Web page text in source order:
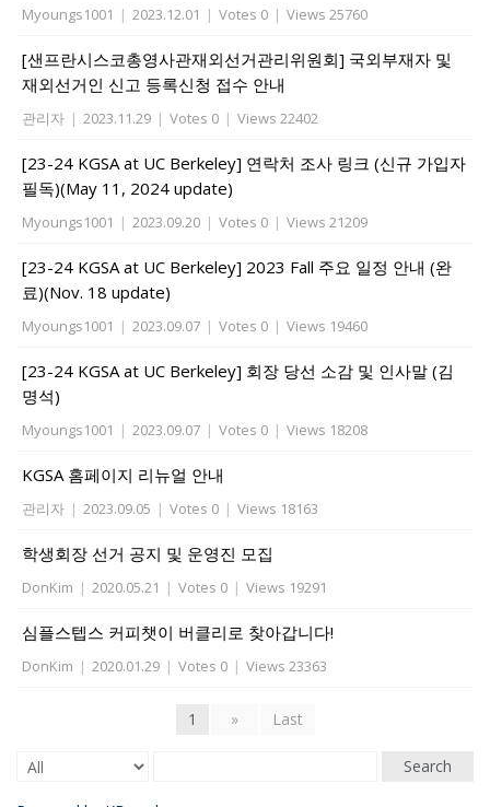
Myoungs1001 | 2023.12.01 | Votes 0 | Views 25760
[샌프란시스코총영사관재외선거관리위원회] 국외부재자 및
재외선거인 신고 등록신청 접수 안내
관리자 | 2023.11.29 | Votes 0 | Views 22402
[23-24 KGSA at UC Berkeley] 연락처 조사 링크 (신규 가입자
필독)(May 11, 2024 update)
Myoungs1001 | 2023.09.20 | Votes 0 | Views 21209
[23-24 KGSA at UC Berkeley] 2023 Fall 주요 일정 안내 (완
료)(Nov. 18 update)
Myoungs1001 | 2023.09.07 | Votes 0 | Views 19460
[23-24 KGSA at UC Berkeley] 회장 당선 소감 및 인사말 (김
명석)
Myoungs1001 | 2023.09.07 | Votes 0 | Views 18208
KGSA 홈페이지 리뉴얼 안내
관리자 | 2023.09.05 | Votes 0 | Views 18163
학생회장 선거 공지 및 운영진 모집
DonKim | 2020.05.21 | Votes 0 | Views 19291
심플스텝스 커피챗이 버클리로 찾아갑니다!
DonKim | 2020.01.29 | Votes 0 | Views 23363
1 » Last
Search